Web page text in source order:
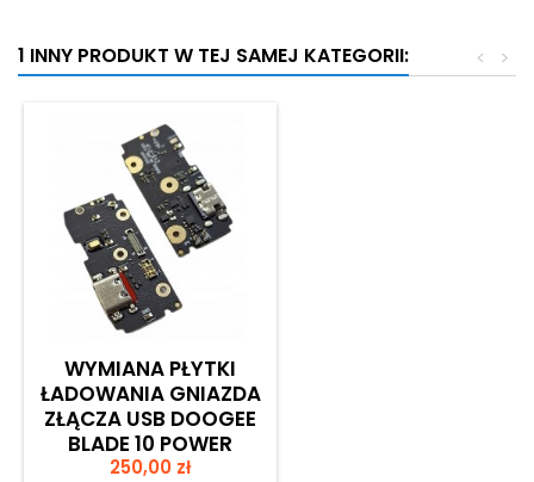
1 INNY PRODUKT W TEJ SAMEJ KATEGORII: >
<
WYMIANA PŁYTKI
ŁADOWANIA GNIAZDA
ZŁĄCZA USB DOOGEE
BLADE 10 POWER
Cena
250,00 zł